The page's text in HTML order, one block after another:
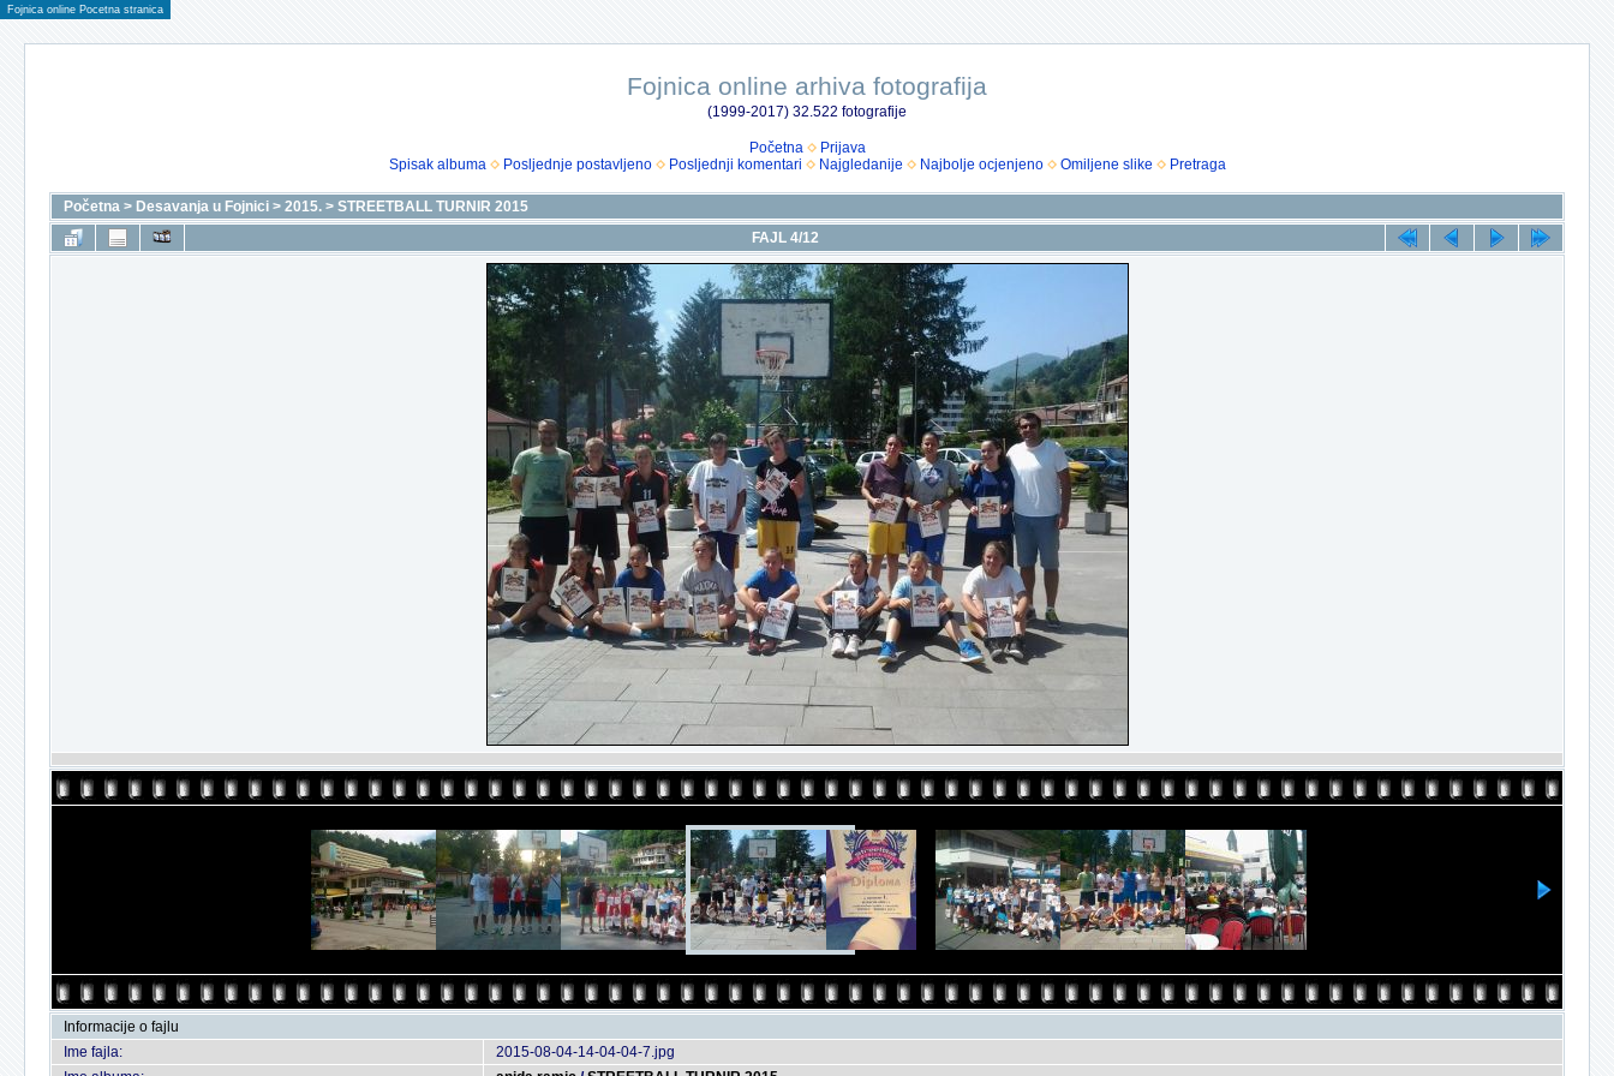
Fojnica online Pocetna stranica
Fojnica online arhiva fotografija
(1999-2017) 32.522 fotografije
Početna
Prijava
Spisak albuma
Posljednje postavljeno Posljednji komentari Najgledanije Najbolje ocjenjeno Omiljene slike Pretraga
Početna > Desavanja u Fojnici > 2015. > STREETBALL TURNIR 2015
FAJL 4/12
Informacije o fajlu
Ime fajla:
2015-08-04-14-04-04-7.jpg